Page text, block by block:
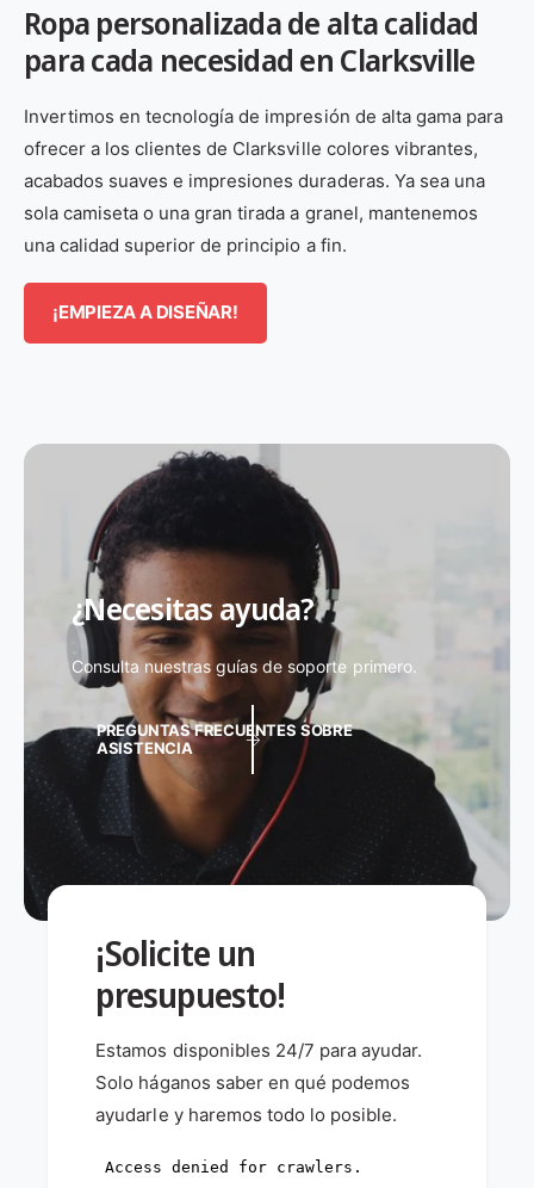
Ropa personalizada de alta calidad
para cada necesidad en Clarksville
Invertimos en tecnología de impresión de alta gama para
ofrecer a los clientes de Clarksville colores vibrantes,
acabados suaves e impresiones duraderas. Ya sea una
sola camiseta o una gran tirada a granel, mantenemos
una calidad superior de principio a fin.
¡EMPIEZA A DISEÑAR!
¿Necesitas ayuda?
Consulta nuestras guías de soporte primero.
PREGUNTAS FRECUENTES SOBRE
ASISTENCIA
¡Solicite un
presupuesto!
Estamos disponibles 24/7 para ayudar.
Solo háganos saber en qué podemos
ayudarle y haremos todo lo posible.